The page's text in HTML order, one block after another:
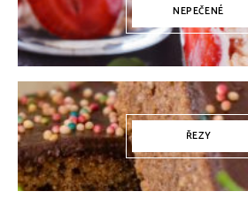
NEPEČENÉ
ŘEZY